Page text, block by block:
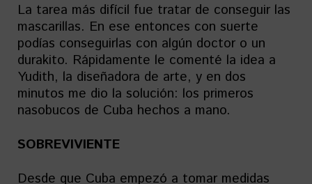
La tarea más difícil fue tratar de conseguir las
mascarillas. En ese entonces con suerte
podías conseguirlas con algún doctor o un
durakito. Rápidamente le comenté la idea a
Yudith, la diseñadora de arte, y en dos
minutos me dio la solución: los primeros
nasobucos de Cuba hechos a mano.
SOBREVIVIENTE
Desde que Cuba empezó a tomar medidas